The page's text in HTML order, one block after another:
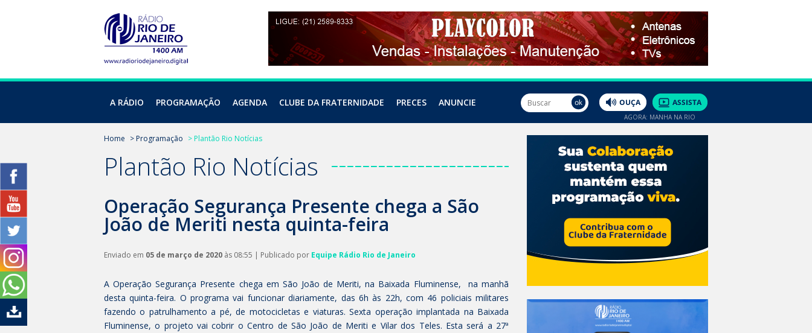
A RÁDIO PROGRAMAÇÃO AGENDA CLUBE DA FRATERNIDADE PRECES ANUNCIE
AGORA: MANHÃ NA RIO
Home > Programação > Plantão Rio Notícias
Plantão Rio Notícias
Operação Segurança Presente chega a São
João de Meriti nesta quinta-feira
Enviado em 05 de março de 2020 às 08:55 | Publicado por Equipe Rádio Rio de Janeiro
A Operação Segurança Presente chega em São João de Meriti, na Baixada Fluminense, na manhã
desta quinta-feira. O programa vai funcionar diariamente, das 6h às 22h, com 46 policiais militares
fazendo o patrulhamento a pé, de motocicletas e viaturas. Sexta operação implantada na Baixada
Fluminense, o projeto vai cobrir o Centro de São João de Meriti e Vilar dos Teles. Esta será a 27ª